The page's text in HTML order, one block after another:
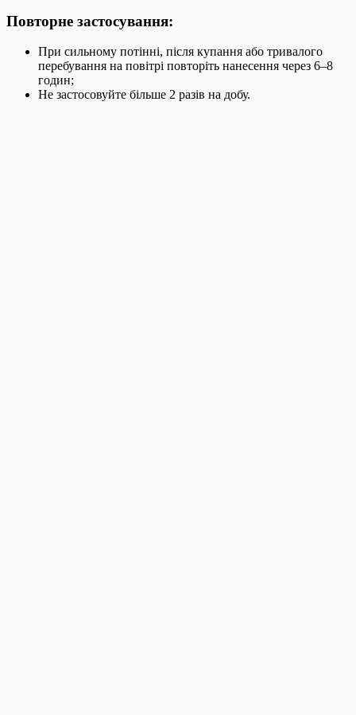
Повторне застосування:
При сильному потінні, після купання або тривалого
перебування на повітрі повторіть нанесення через 6–8
годин;
Не застосовуйте більше 2 разів на добу.